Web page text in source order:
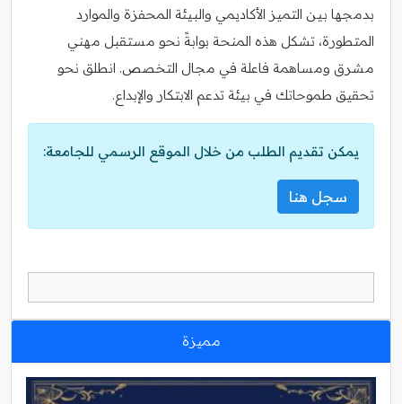
بدمجها بين التميز الأكاديمي والبيئة المحفزة والموارد
المتطورة، تشكل هذه المنحة بوابةً نحو مستقبل مهني
مشرق ومساهمة فاعلة في مجال التخصص. انطلق نحو
تحقيق طموحاتك في بيئة تدعم الابتكار والإبداع.
يمكن تقديم الطلب من خلال الموقع الرسمي للجامعة:
سجل هنا
مميزة